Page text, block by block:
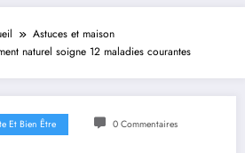
Astuces et maison
naturel soigne 12 maladies courantes
Et Bien Être 0 Commentaires